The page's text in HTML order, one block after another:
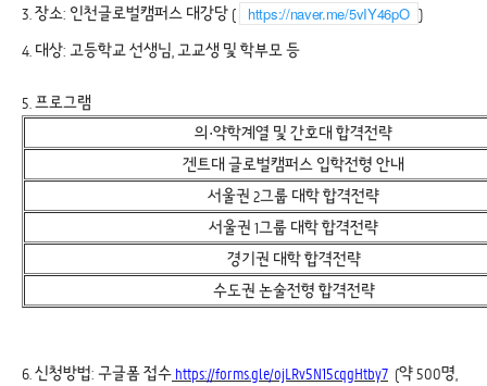
3. 장소: 인천글로벌캠퍼스 대강당 ( https://naver.me/5vIY46pO )
4. 대상: 고등학교 선생님, 고교생 및 학부모 등
5. 프로그램
의∙약학계열 및 간호대 합격전략
겐트대 글로벌캠퍼스 입학전형 안내
서울권 2그룹 대학 합격전략
서울권 1그룹 대학 합격전략
경기권 대학 합격전략
수도권 논술전형 합격전략
6. 신청방법: 구글폼 접수 https://forms.gle/ojLRv5N15cqgHtby7 (약 500명,